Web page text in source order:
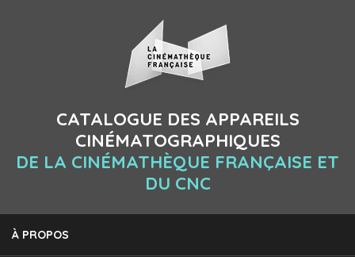
CATALOGUE DES APPAREILS
CINÉMATOGRAPHIQUES
DE LA CINÉMATHÈQUE FRANÇAISE ET
DU CNC
À PROPOS